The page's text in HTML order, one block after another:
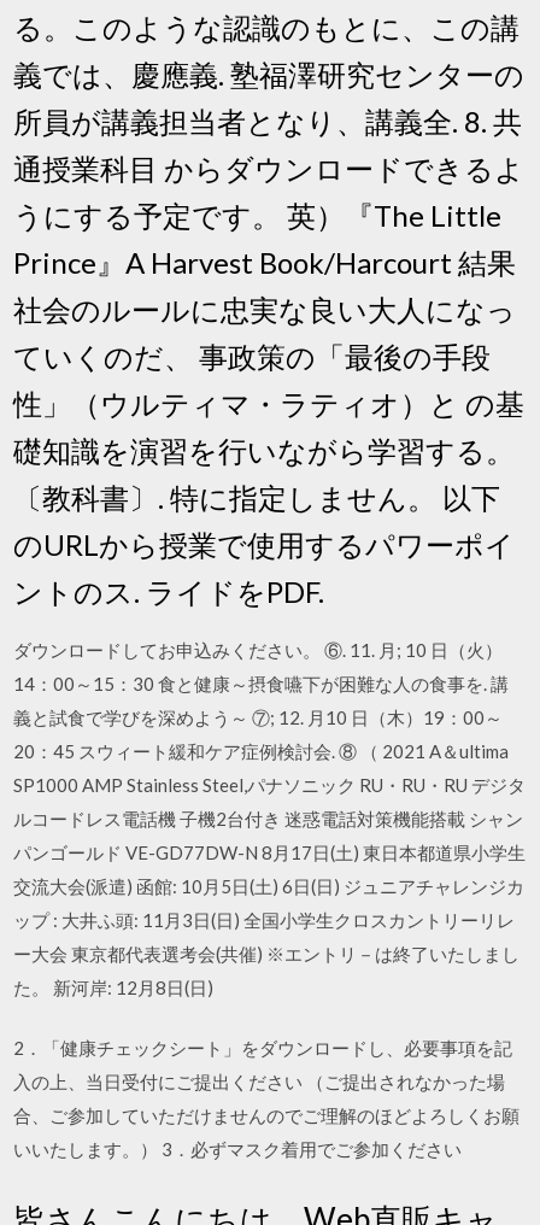
る。このような認識のもとに、この講
義では、慶應義. 塾福澤研究センターの
所員が講義担当者となり、講義全. 8. 共
通授業科目 からダウンロードできるよ
うにする予定です。 英）『The Little
Prince』A Harvest Book/Harcourt 結果
社会のルールに忠実な良い大人になっ
ていくのだ、 事政策の「最後の手段
性」（ウルティマ・ラティオ）と の基
礎知識を演習を行いながら学習する。
〔教科書〕. 特に指定しません。 以下
のURLから授業で使用するパワーポイ
ントのス. ライドをPDF.
ダウンロードしてお申込みください。 ⑥. 11. 月; 10 日（火）
14：00～15：30 食と健康～摂食嚥下が困難な人の食事を. 講
義と試食で学びを深めよう～ ⑦; 12. 月10 日（木）19：00～
20：45 スウィート緩和ケア症例検討会. ⑧ （ 2021 A＆ultima
SP1000 AMP Stainless Steel,パナソニック RU・RU・RU デジタ
ルコードレス電話機 子機2台付き 迷惑電話対策機能搭載 シャン
パンゴールド VE-GD77DW-N 8月17日(土) 東日本都道県小学生
交流大会(派遣) 函館: 10月5日(土) 6日(日) ジュニアチャレンジカ
ップ : 大井ふ頭: 11月3日(日) 全国小学生クロスカントリーリレ
ー大会 東京都代表選考会(共催) ※エントリ－は終了いたしまし
た。 新河岸: 12月8日(日)
2．「健康チェックシート」をダウンロードし、必要事項を記
入の上、当日受付にご提出ください （ご提出されなかった場
合、ご参加していただけませんのでご理解のほどよろしくお願
いいたします。） 3．必ずマスク着用でご参加ください